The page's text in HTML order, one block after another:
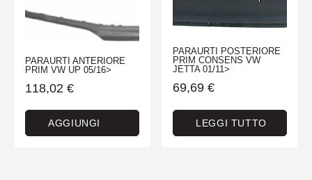
PARAURTI ANTERIORE
PRIM VW UP 05/16>
118,02 €
AGGIUNGI
PARAURTI POSTERIORE
PRIM CONSENS VW
JETTA 01/11>
69,69 €
LEGGI TUTTO